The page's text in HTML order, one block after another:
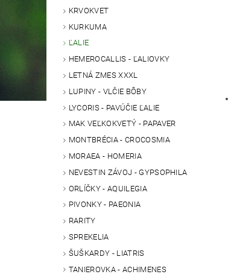
KRVOKVET
KURKUMA
ĽALIE
HEMEROCALLIS - ĽALIOVKY
LETNÁ ZMES XXXL
LUPINY - VLČIE BÔBY
LYCORIS - PAVÚČIE ĽALIE
MAK VEĽKOKVETÝ - PAPAVER
MONTBRÉCIA - CROCOSMIA
MORAEA - HOMERIA
NEVESTIN ZÁVOJ - GYPSOPHILA
ORLÍČKY - AQUILEGIA
PIVONKY - PAEONIA
RARITY
SPREKELIA
ŠUŠKARDY - LIATRIS
TANIEROVKA - ACHIMENES